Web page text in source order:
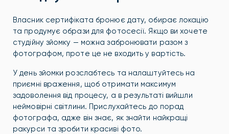
Власник сертифіката бронює дату, обирає локацію
та продумує образи для фотосесії. Якщо ви хочете
студійну зйомку — можна забронювати разом з
фотографом, проте це не входить у вартість.
У день зйомки розслабтесь та налаштуйтесь на
приємні враження, щоб отримати максимум
задоволення від процесу, а в результаті вийшли
неймовірні світлини. Прислухайтесь до порад
фотографа, адже він знає, як знайти найкращі
ракурси та зробити красиві фото.